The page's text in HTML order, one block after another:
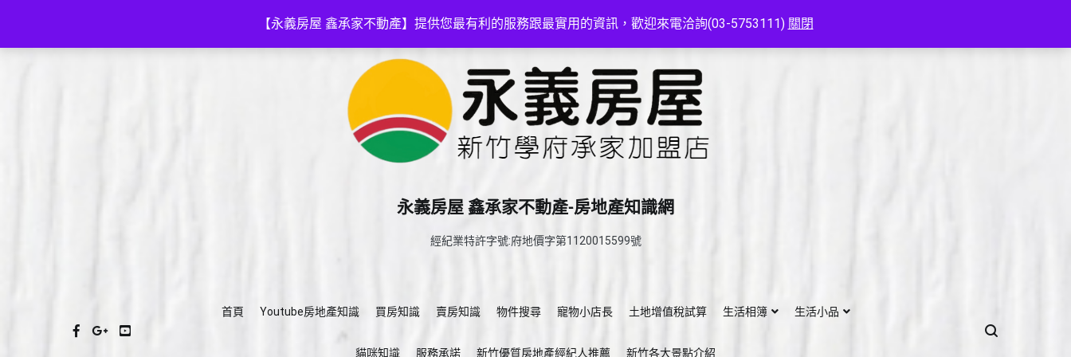
【永義房屋 鑫承家不動產】提供您最有利的服務跟最實用的資訊，歡迎來電洽詢(03-5753111) 關閉
a035753111@gmail.com
永義房屋 鑫承家不動產-房地產知識網
經紀業特許字號:府地價字第1120015599號
首頁 Youtube房地產知識 買房知識 賣房知識 物件搜尋 寵物小店長 土地增值稅試算 生活相簿 生活小品
貓咪知識 服務承諾 新竹優質房地產經紀人推薦 新竹各大景點介紹